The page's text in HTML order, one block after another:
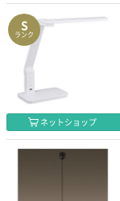
S
ランク
ネットショップ